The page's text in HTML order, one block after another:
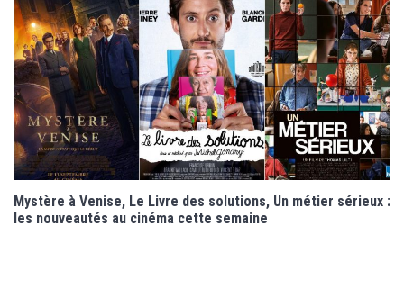
Mystère à Venise, Le Livre des solutions, Un métier sérieux :
les nouveautés au cinéma cette semaine